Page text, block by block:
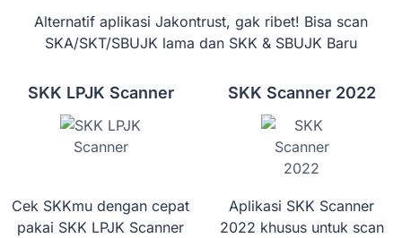
Alternatif aplikasi Jakontrust, gak ribet! Bisa scan
SKA/SKT/SBUJK lama dan SKK & SBUJK Baru
SKK LPJK Scanner
Cek SKKmu dengan cepat
pakai SKK LPJK Scanner
SKK Scanner 2022
Aplikasi SKK Scanner
2022 khusus untuk scan